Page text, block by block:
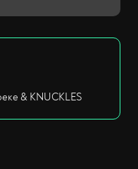
& KNUCKLES